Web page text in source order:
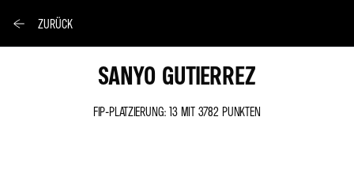
ZURÜCK
SANYO GUTIERREZ
FIP-PLATZIERUNG: 13 MIT 3782 PUNKTEN